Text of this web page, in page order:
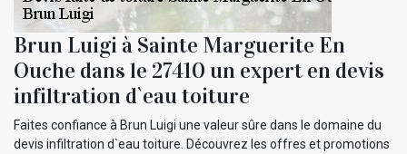
Brun Luigi à Sainte Marguerite En
Ouche dans le 27410 un expert en devis
infiltration d`eau toiture
Faites confiance à Brun Luigi une valeur sûre dans le domaine du
devis infiltration d`eau toiture. Découvrez les offres et promotions